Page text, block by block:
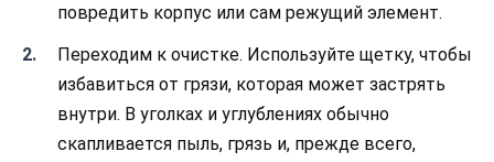
повредить корпус или сам режущий элемент.
Переходим к очистке. Используйте щетку, чтобы
избавиться от грязи, которая может застрять
внутри. В уголках и углублениях обычно
скапливается пыль, грязь и, прежде всего,